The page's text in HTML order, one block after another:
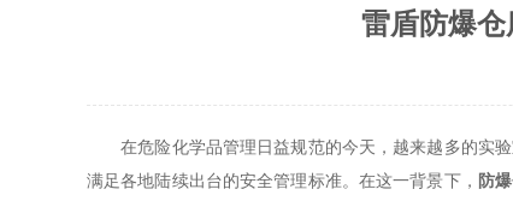
雷盾防爆
在危险化学品管理日益规范的今天，越来越多的实验
满足各地陆续出台的安全管理标准。在这一背景下， 防